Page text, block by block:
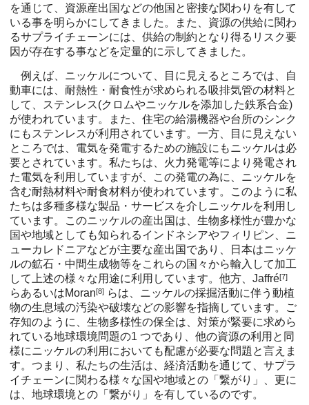
を通じて、資源産出国などの他国と密接な関わりを有して
いる事を明らかにしてきました。また、資源の供給に関わ
るサプライチェーンには、供給の制約となり得るリスク要
因が存在する事などを定量的に示してきました。
例えば、ニッケルについて、目に見えるところでは、自
動車には、耐熱性・耐食性が求められる吸排気管の材料と
して、ステンレス(クロムやニッケルを添加した鉄系合金)
が使われています。また、住宅の給湯機器や台所のシンク
にもステンレスが利用されています。一方、目に見えない
ところでは、電気を発電するための施設にもニッケルは必
要とされています。私たちは、火力発電等により発電され
た電気を利用していますが、この発電の為に、ニッケルを
含む耐熱材料や耐食材料が使われています。このように私
たちは多種多様な製品・サービスを介しニッケルを利用し
ています。このニッケルの産出国は、生物多様性が豊かな
国や地域としても知られるインドネシアやフィリピン、ニ
ューカレドニアなどが主要な産出国であり、日本はニッケ
ルの鉱石・中間生成物等をこれらの国々から輸入して加工
して上述の様々な用途に利用しています。他方、Jaffré[7]
らあるいはMoran[8] らは、ニッケルの採掘活動に伴う動植
物の生息域の汚染や破壊などの影響を指摘しています。ご
存知のように、生物多様性の保全は、対策が緊要に求めら
れている地球環境問題の1 つであり、他の資源の利用と同
様にニッケルの利用においても配慮が必要な問題と言えま
す。つまり、私たちの生活は、経済活動を通じて、サプラ
イチェーンに関わる様々な国や地域との「繋がり」、更に
は、地球環境との「繋がり」を有しているのです。